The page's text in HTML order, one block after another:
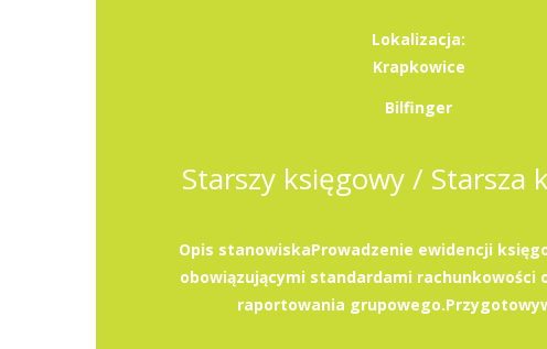
Lokalizacja:
Krapkowice
Bilfinger
Starszy księgowy / Starsza
Opis stanowiskaProwadzenie ewidencji
obowiązującymi standardami rachunkowości
raportowania